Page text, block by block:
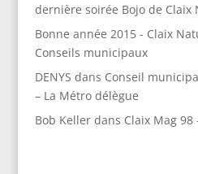
dernière soirée Bojo de Claix
Bonne année 2015 - Claix
Conseils municipaux
DENYS dans Conseil
– La Métro délègue
Bob Kellerdans Claix Mag 98